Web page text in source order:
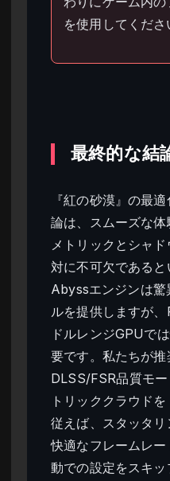
を使用してくださ
最終的な結
『紅の砂漠』の最
論は、スムーズな
メトリックとシャ
対に不可欠である
Abyssエンジンは驚
ルを提供しますが
ドルレンジGPUで
要です。私たちが
DLSS/FSR品質モ
トリッククラウド
従えば、スタッタ
快適なフレームレ
動での設定をスキ